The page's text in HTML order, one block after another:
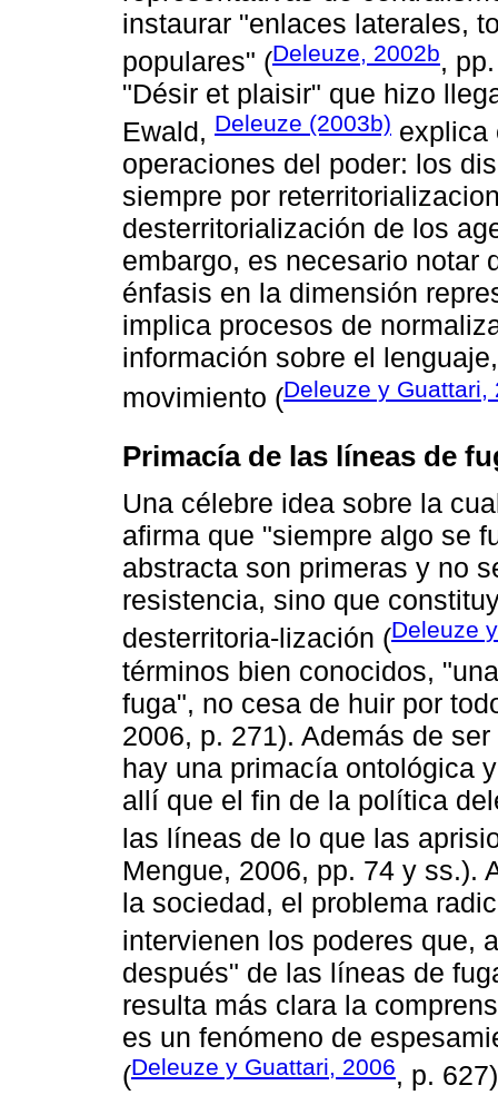
instaurar "enlaces laterales,
populares" (Deleuze, 2002b,
"Désir et plaisir" que hizo
Ewald, Deleuze (2003b) explica
operaciones del poder: los
siempre por
desterritorialización de los
embargo, es necesario notar
énfasis en la dimensión
implica procesos de
información sobre el
movimiento (Deleuze y Guattari,
Primacía de las líneas de
Una célebre idea sobre la
afirma que "siempre algo se
abstracta son primeras y no
resistencia, sino que
desterritoria-lización (Deleuze
términos bien conocidos,
fuga", no cesa de huir por
2006, p. 271). Además de
hay una primacía ontológica
allí que el fin de la política
las líneas de lo que las
Mengue, 2006, pp. 74 y ss.).
la sociedad, el problema
intervienen los poderes que,
después" de las líneas de
resulta más clara la
es un fenómeno de
(Deleuze y Guattari, 2006, p.